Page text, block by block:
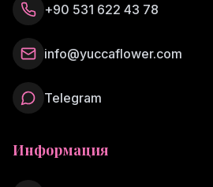
+90 531 622 43 78
info@yuccaflower.com
Telegram
Информация